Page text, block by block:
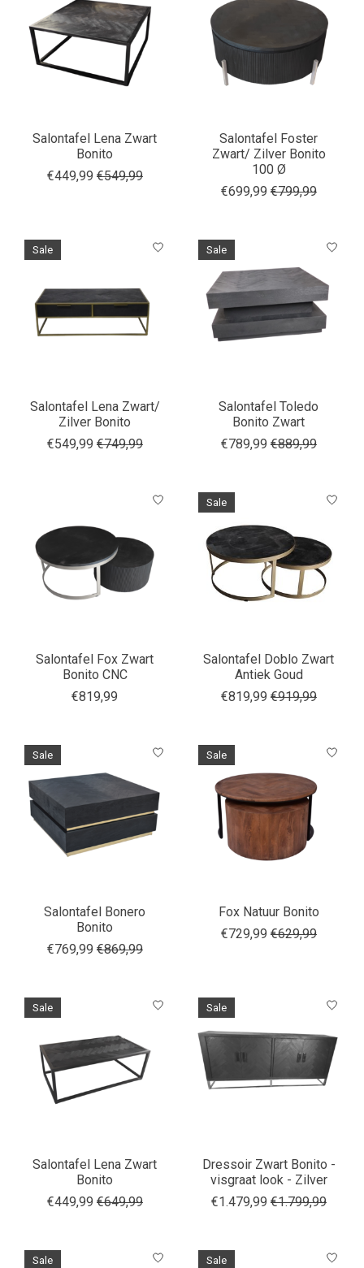
Salontafel Lena Zwart
Bonito
€449,99 €549,99
Salontafel Foster
Zwart/ Zilver Bonito
100 Ø
€699,99 €799,99
Sale
Salontafel Lena Zwart/
Zilver Bonito
€549,99 €749,99
Sale
Salontafel Toledo
Bonito Zwart
€789,99 €889,99
Salontafel Fox Zwart
Bonito CNC
€819,99
Sale
Salontafel Doblo Zwart
Antiek Goud
€819,99 €919,99
Sale
Salontafel Bonero
Bonito
€769,99 €869,99
Sale
Fox Natuur Bonito
€729,99 €629,99
Sale
Salontafel Lena Zwart
Bonito
€449,99 €649,99
Sale
Dressoir Zwart Bonito -
visgraat look - Zilver
€1.479,99 €1.799,99
Sale Sale